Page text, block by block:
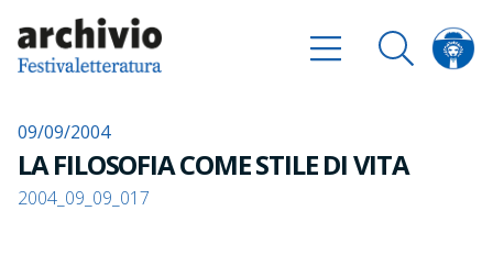
09/09/2004
LA FILOSOFIA COME STILE DI VITA
2004_09_09_017